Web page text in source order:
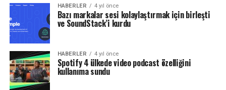
HABERLER 4 yıl önce
Bazı markalar sesi kolaylaştırmak için birleşti
ve SoundStack’i kurdu
HABERLER 4 yıl önce
Spotify 4 ülkede video podcast özelliğini
kullanıma sundu